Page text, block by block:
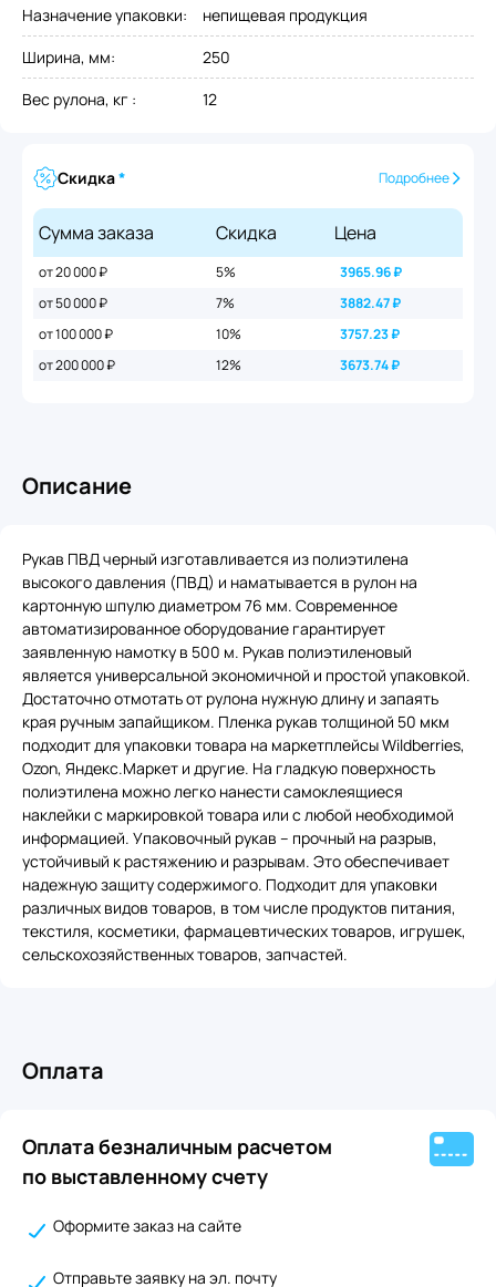
Назначение упаковки:
непищевая продукция
Ширина, мм:
250
Вес рулона, кг : 12
Скидка* Подробнее
Сумма заказа Скидка Цена
от 20 000 ₽ 5% 3965.96₽
от 50 000 ₽
7% 3882.47₽
от 100 000 ₽
10% 3757.23₽
от 200 000 ₽
12% 3673.74₽
Описание
Рукав ПВД черный изготавливается из полиэтилена
высокого давления (ПВД) и наматывается в рулон на
картонную шпулю диаметром 76 мм. Современное
автоматизированное оборудование гарантирует
заявленную намотку в 500 м. Рукав полиэтиленовый
является универсальной экономичной и простой упаковкой.
Достаточно отмотать от рулона нужную длину и запаять
края ручным запайщиком. Пленка рукав толщиной 50 мкм
подходит для упаковки товара на маркетплейсы Wildberries,
Ozon, Яндекс.Маркет и другие. На гладкую поверхность
полиэтилена можно легко нанести самоклеящиеся
наклейки с маркировкой товара или с любой необходимой
информацией. Упаковочный рукав – прочный на разрыв,
устойчивый к растяжению и разрывам. Это обеспечивает
надежную защиту содержимого. Подходит для упаковки
различных видов товаров, в том числе продуктов питания,
текстиля, косметики, фармацевтических товаров, игрушек,
сельскохозяйственных товаров, запчастей.
Оплата
Оплата безналичным расчетом
по выставленному счету
Оформите заказ на сайте
Отправьте заявку на эл. почту